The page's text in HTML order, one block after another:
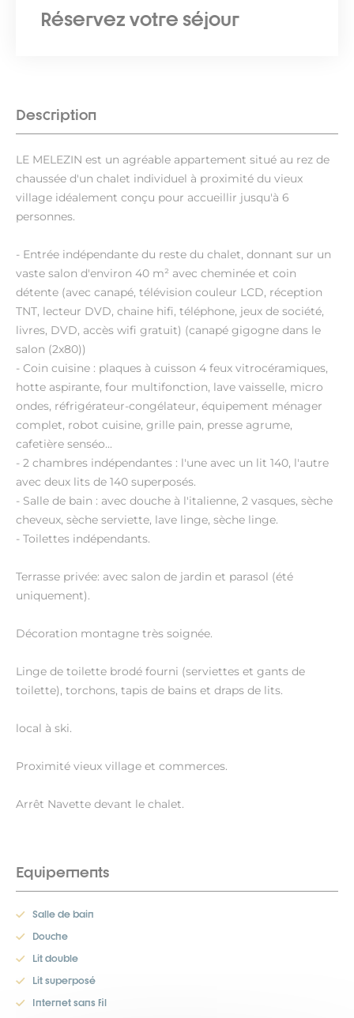
Description
LE MELEZIN est un agréable appartement situé au rez de
chaussée d'un chalet individuel à proximité du vieux
village idéalement conçu pour accueillir jusqu'à 6
personnes.
- Entrée indépendante du reste du chalet, donnant sur un
vaste salon d'environ 40 m² avec cheminée et coin
détente (avec canapé, télévision couleur LCD, réception
TNT, lecteur DVD, chaine hifi, téléphone, jeux de société,
livres, DVD, accès wifi gratuit) (canapé gigogne dans le
salon (2x80))
- Coin cuisine : plaques à cuisson 4 feux vitrocéramiques,
hotte aspirante, four multifonction, lave vaisselle, micro
ondes, réfrigérateur-congélateur, équipement ménager
complet, robot cuisine, grille pain, presse agrume,
cafetière senséo...
- 2 chambres indépendantes : l'une avec un lit 140, l'autre
avec deux lits de 140 superposés.
- Salle de bain : avec douche à l'italienne, 2 vasques, sèche
cheveux, sèche serviette, lave linge, sèche linge.
- Toilettes indépendants.
Terrasse privée: avec salon de jardin et parasol (été
uniquement).
Décoration montagne très soignée.
Linge de toilette brodé fourni (serviettes et gants de
toilette), torchons, tapis de bains et draps de lits.
local à ski.
Proximité vieux village et commerces.
Arrêt Navette devant le chalet.
Equipements
Salle de bain
Douche
Lit double
Lit superposé
Internet sans fil
Réservez votre séjour